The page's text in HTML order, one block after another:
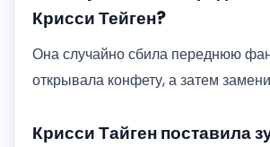
Крисси Тейген?
Она случайно сбила переднюю
открывала конфету, а затем
Крисси Тайген поставила